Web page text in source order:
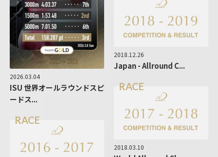
2026.03.04
ISU 世界オールラウンドスピ
ードス...
2018.12.26
Japan - Allround C...
RACE
2018.03.10
RACE